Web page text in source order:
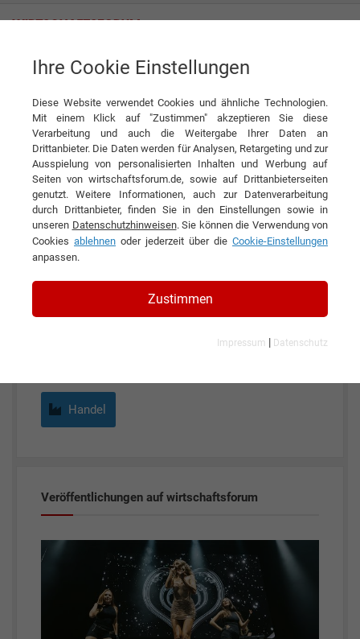
Ringfoto GmbH & Co. KG
KONTAKT
Ringfoto GmbH & Co. KG
Handel
Veröffentlichungen auf wirtschaftsforum
Ihre Cookie Einstellungen
Diese Website verwendet Cookies und ähnliche Technologien.
Mit einem Klick auf "Zustimmen" akzeptieren Sie diese
Verarbeitung und auch die Weitergabe Ihrer Daten an
Drittanbieter. Die Daten werden für Analysen, Retargeting und zur
Ausspielung von personalisierten Inhalten und Werbung auf
Seiten von wirtschaftsforum.de, sowie auf Drittanbieterseiten
genutzt. Weitere Informationen, auch zur Datenverarbeitung
durch Drittanbieter, finden Sie in den Einstellungen sowie in
unseren Datenschutzhinweisen. Sie können die Verwendung von
Cookies ablehnen oder jederzeit über die Cookie-Einstellungen
anpassen.
Zustimmen
Impressum | Datenschutz